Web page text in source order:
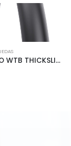
NEUMÁTICO WTB THICKSLICK 29×2.10 Comp. (Alambre)